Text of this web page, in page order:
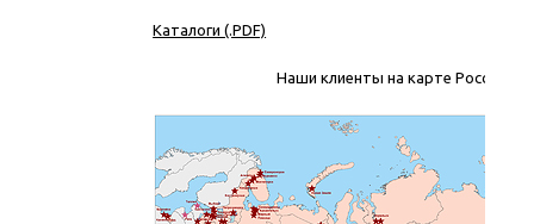
Каталоги (.PDF)
Наши клиенты на карте России